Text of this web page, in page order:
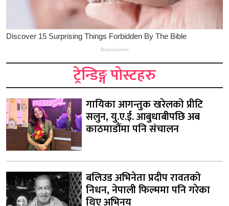
ट्रेन्डिङ्ग पोस्टहरु
गायिका आगन्तुक खरेलको प्रीटि
सलुन, यु.ए.ई. आबुधाबीपछि अब
काठमाडौंमा पनि संचालन
बलिउड अभिनेता प्रदीप रावतको
निधन, नेपाली फिल्ममा पनि गरेका
थिए अभिनय